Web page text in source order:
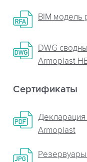
BIM модель
DWG
Armoplast
Сертификаты
Armoplast